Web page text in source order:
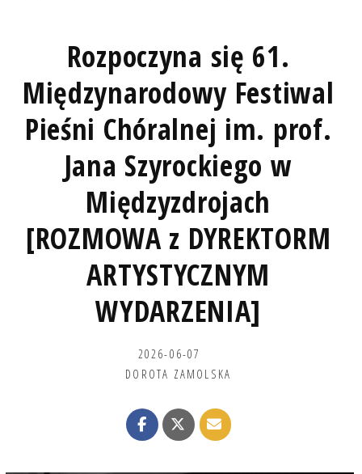
Rozpoczyna się 61.
Międzynarodowy Festiwal
Pieśni Chóralnej im. prof.
Jana Szyrockiego w
Międzyzdrojach
[ROZMOWA z DYREKTORM
ARTYSTYCZNYM
WYDARZENIA]
2026-06-07
DOROTA ZAMOLSKA